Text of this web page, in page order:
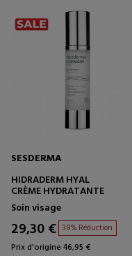
SESDERMA
HIDRADERM HYAL
CRÈME HYDRATANTE
Soin visage
29,30 € 38% Réduction
Prix d'origine 46,95 €